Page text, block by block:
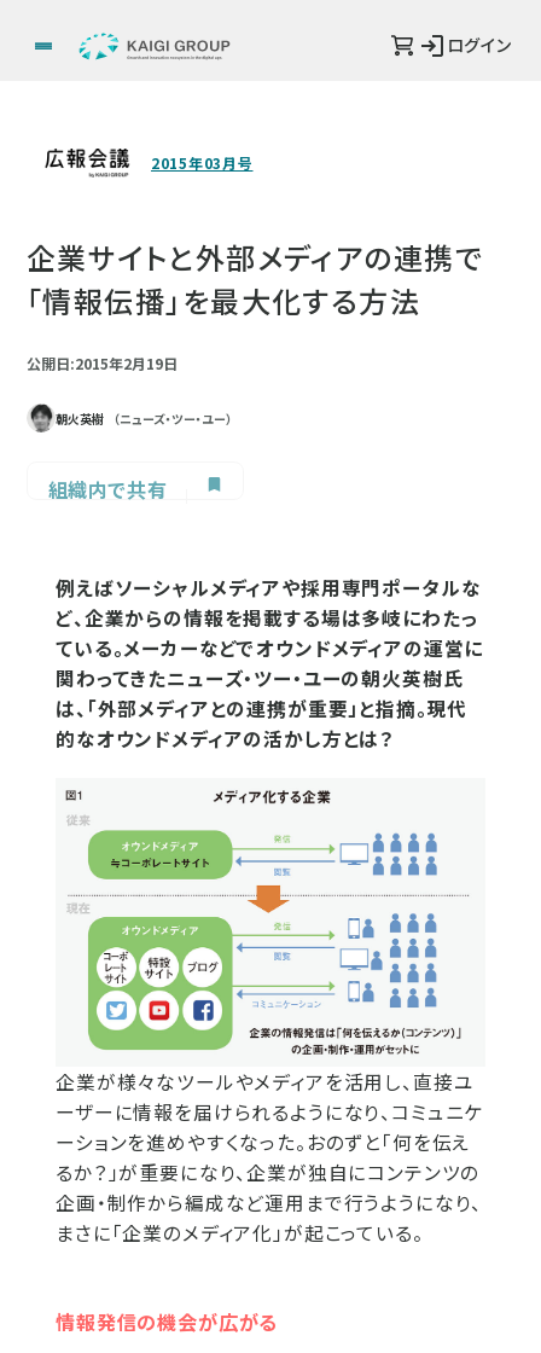
ログイン
2015年03月号
企業サイトと外部メディアの連携で
「情報伝播」を最大化する方法
公開日:2015年2月19日
朝火英樹 （ニューズ・ツー・ユー）
組織内で共有
例えばソーシャルメディアや採用専門ポータルな
ど、企業からの情報を掲載する場は多岐にわたっ
ている。メーカーなどでオウンドメディアの運営に
関わってきたニューズ・ツー・ユーの朝火英樹氏
は、「外部メディアとの連携が重要」と指摘。現代
的なオウンドメディアの活かし方とは？
企業が様々なツールやメディアを活用し、直接ユ
ーザーに情報を届けられるようになり、コミュニケ
ーションを進めやすくなった。おのずと「何を伝え
るか？」が重要になり、企業が独自にコンテンツの
企画・制作から編成など運用まで行うようになり、
まさに「企業のメディア化」が起こっている。
情報発信の機会が広がる